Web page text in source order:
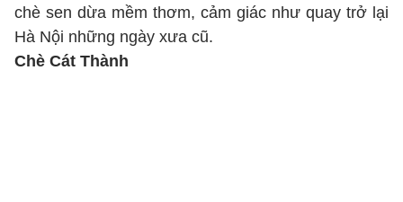
chè sen dừa mềm thơm, cảm giác như quay trở lại
Hà Nội những ngày xưa cũ.
Chè Cát Thành